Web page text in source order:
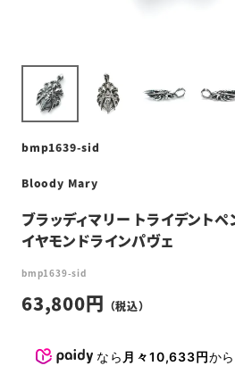
bmp1639-sid
Bloody Mary
ブラッディマリー トライデント
イヤモンドラインパヴェ
bmp1639-sid
63,800
なら 月々10,633円か